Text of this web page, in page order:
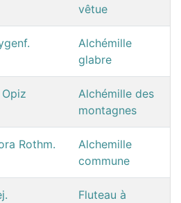
vêtue
Alchémille
glabre
Alchémille des
montagnes
Rothm.
Alchemille
commune
Fluteau à